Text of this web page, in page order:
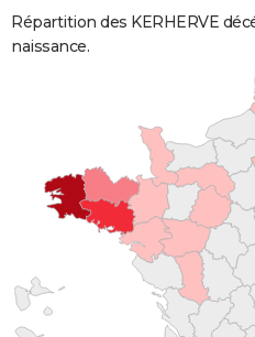
Répartition des KERHERVE
naissance.